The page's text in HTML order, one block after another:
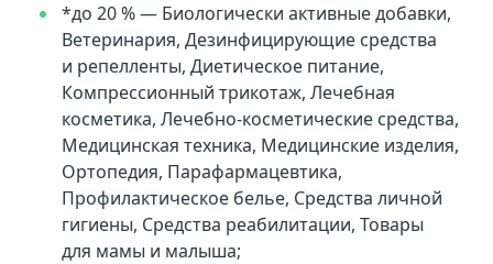
*до 20 % — Биологически активные добавки,
Ветеринария, Дезинфицирующие средства
и репелленты, Диетическое питание,
Компрессионный трикотаж, Лечебная
косметика, Лечебно-косметические средства,
Медицинская техника, Медицинские изделия,
Ортопедия, Парафармацевтика,
Профилактическое белье, Средства личной
гигиены, Средства реабилитации, Товары
для мамы и малыша;